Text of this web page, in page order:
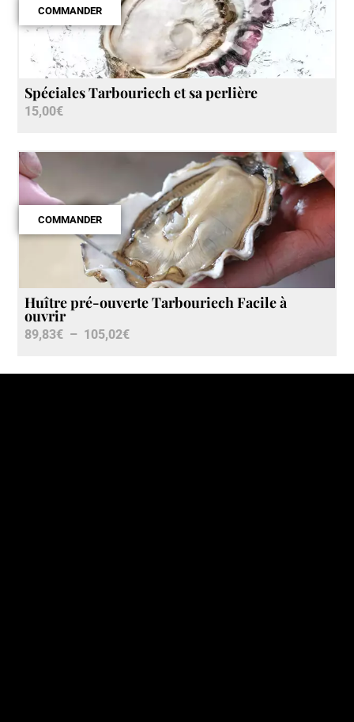
COMMANDER
Spéciales Tarbouriech et sa perlière
15,00€
COMMANDER
Huître pré-ouverte Tarbouriech Facile à
ouvrir
89,83€ – 105,02€